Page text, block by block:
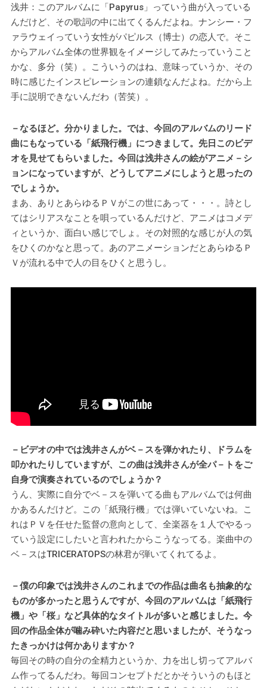
浅井：このアルバムに「Papyrus」っていう曲が入っている
んだけど、その歌詞の中に出てくるんだよね。ナンシー・フ
ァラウェイっていう女性がパピルス（博士）の恋人で。そこ
からアルバム全体の世界観をイメージしてみたっていうこと
かな、多分（笑）。こういうのはね、意味っていうか、その
時に感じたインスピレーションの連鎖なんだよね。だから上
手に説明できないんだわ（苦笑）。
－なるほど。分かりました。では、今回のアルバムのリード
曲にもなっている「紙飛行機」につきまして。先日このビデ
オを見せてもらいました。今回は浅井さんの絵がアニメ－シ
ョンになっていますが、どうしてアニメにしようと思ったの
でしょうか。
まあ、ありとあらゆるＰＶがこの世にあって・・・。詩とし
てはシリアスなことを唄っているんだけど、アニメはコメデ
ィというか、面白い感じでしょ。その対照的な感じが人の気
をひくのかなと思って。あのアニメーションだとあらゆるＰ
Ｖが流れる中で人の目をひくと思うし。
－ビデオの中では浅井さんがベ－スを弾かれたり、ドラムを
叩かれたりしていますが、この曲は浅井さんが全パ－トをご
自身で演奏されているのでしょうか？
うん、実際に自分でベ－スを弾いてる曲もアルバムでは何曲
かあるんだけど。この「紙飛行機」では弾いていないね。こ
れはＰＶを任せた監督の意向として、全楽器を１人でやるっ
ていう設定にしたいと言われたからこうなってる。楽曲中の
ベ－スはTRICERATOPSの林君が弾いてくれてるよ。
－僕の印象では浅井さんのこれまでの作品は曲名も抽象的な
ものが多かったと思うんですが、今回のアルバムは「紙飛行
機」や「桜」など具体的なタイトルが多いと感じました。今
回の作品全体が噛み砕いた内容だと思いましたが、そうなっ
たきっかけは何かありますか？
毎回その時の自分の全精力というか、力を出し切ってアルバ
ム作ってるんだわ。毎回コンセプトだとかそういうのもほと